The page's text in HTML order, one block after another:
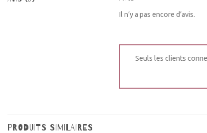
Il n’y a pas encore d’avis.
Seuls les clients
PRODUITS SIMILAIRES